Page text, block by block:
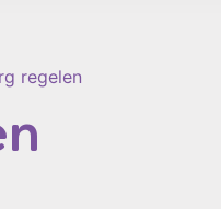
regelen